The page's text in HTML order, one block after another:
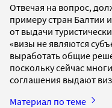
Отвечая на вопрос,
примеру стран Балтии
от выдачи
«визы не являются
выработать общие
поскольку сейчас
соглашения выдают
Материал по теме